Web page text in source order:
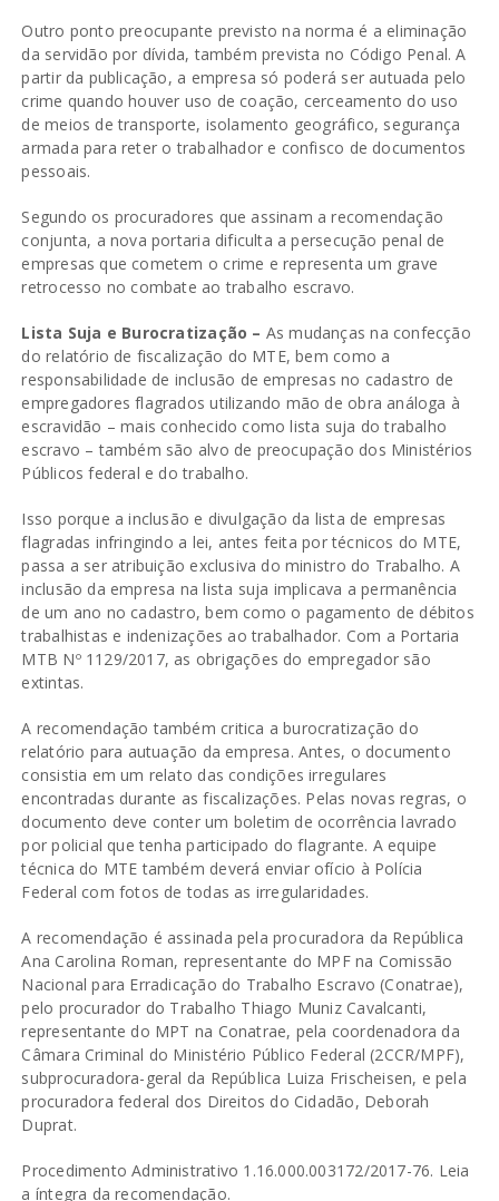
Outro ponto preocupante previsto na norma é a eliminação
da servidão por dívida, também prevista no Código Penal. A
partir da publicação, a empresa só poderá ser autuada pelo
crime quando houver uso de coação, cerceamento do uso
de meios de transporte, isolamento geográfico, segurança
armada para reter o trabalhador e confisco de documentos
pessoais.
Segundo os procuradores que assinam a recomendação
conjunta, a nova portaria dificulta a persecução penal de
empresas que cometem o crime e representa um grave
retrocesso no combate ao trabalho escravo.
Lista Suja e Burocratização – As mudanças na confecção
do relatório de fiscalização do MTE, bem como a
responsabilidade de inclusão de empresas no cadastro de
empregadores flagrados utilizando mão de obra análoga à
escravidão – mais conhecido como lista suja do trabalho
escravo – também são alvo de preocupação dos Ministérios
Públicos federal e do trabalho.
Isso porque a inclusão e divulgação da lista de empresas
flagradas infringindo a lei, antes feita por técnicos do MTE,
passa a ser atribuição exclusiva do ministro do Trabalho. A
inclusão da empresa na lista suja implicava a permanência
de um ano no cadastro, bem como o pagamento de débitos
trabalhistas e indenizações ao trabalhador. Com a Portaria
MTB Nº 1129/2017, as obrigações do empregador são
extintas.
A recomendação também critica a burocratização do
relatório para autuação da empresa. Antes, o documento
consistia em um relato das condições irregulares
encontradas durante as fiscalizações. Pelas novas regras, o
documento deve conter um boletim de ocorrência lavrado
por policial que tenha participado do flagrante. A equipe
técnica do MTE também deverá enviar ofício à Polícia
Federal com fotos de todas as irregularidades.
A recomendação é assinada pela procuradora da República
Ana Carolina Roman, representante do MPF na Comissão
Nacional para Erradicação do Trabalho Escravo (Conatrae),
pelo procurador do Trabalho Thiago Muniz Cavalcanti,
representante do MPT na Conatrae, pela coordenadora da
Câmara Criminal do Ministério Público Federal (2CCR/MPF),
subprocuradora-geral da República Luiza Frischeisen, e pela
procuradora federal dos Direitos do Cidadão, Deborah
Duprat.
Procedimento Administrativo 1.16.000.003172/2017-76. Leia
a íntegra da recomendação.